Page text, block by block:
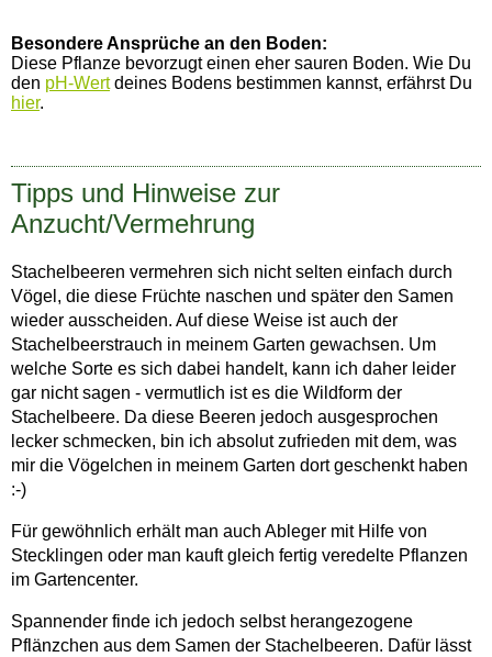
Besondere Ansprüche an den Boden:
Diese Pflanze bevorzugt einen eher sauren Boden. Wie Du
den pH-Wertdeines Bodens bestimmen kannst, erfährst Du
hier.
Tipps und Hinweise zur
Anzucht/Vermehrung
Stachelbeeren vermehren sich nicht selten einfach durch
Vögel, die diese Früchte naschen und später den Samen
wieder ausscheiden. Auf diese Weise ist auch der
Stachelbeerstrauch in meinem Garten gewachsen. Um
welche Sorte es sich dabei handelt, kann ich daher leider
gar nicht sagen - vermutlich ist es die Wildform der
Stachelbeere. Da diese Beeren jedoch ausgesprochen
lecker schmecken, bin ich absolut zufrieden mit dem, was
mir die Vögelchen in meinem Garten dort geschenkt haben
:-)
Für gewöhnlich erhält man auch Ableger mit Hilfe von
Stecklingen oder man kauft gleich fertig veredelte Pflanzen
im Gartencenter.
Spannender finde ich jedoch selbst herangezogene
Pflänzchen aus dem Samen der Stachelbeeren. Dafür lässt